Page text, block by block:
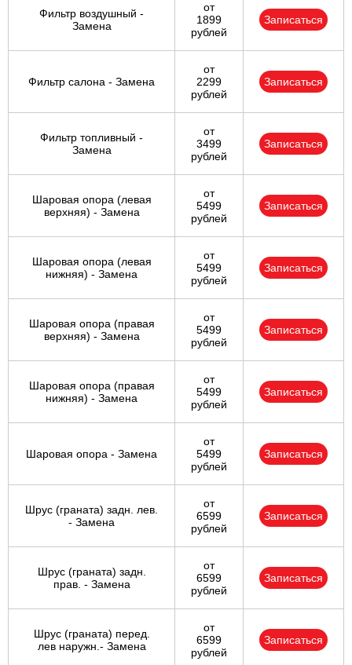
Фильтр воздушный -
Замена
от
1899
рублей
Записаться
Фильтр салона - Замена
от
2299
рублей
Записаться
Фильтр топливный -
Замена
от
3499
рублей
Записаться
Шаровая опора (левая
верхняя) - Замена
от
5499
рублей
Записаться
Шаровая опора (левая
нижняя) - Замена
от
5499
рублей
Записаться
Шаровая опора (правая
верхняя) - Замена
от
5499
рублей
Записаться
Шаровая опора (правая
нижняя) - Замена
от
5499
рублей
Записаться
Шаровая опора - Замена
от
5499
рублей
Записаться
Шрус (граната) задн. лев.
- Замена
от
6599
рублей
Записаться
Шрус (граната) задн.
прав. - Замена
от
6599
рублей
Записаться
Шрус (граната) перед.
лев наружн.- Замена
от
6599
рублей
Записаться